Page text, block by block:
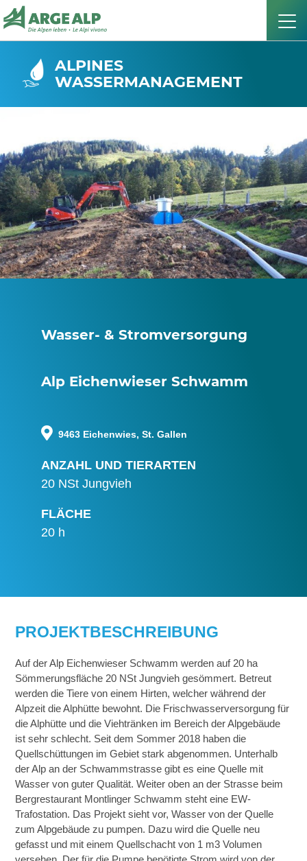
ALPINES
WASSERMANAGEMENT
Wasser- & Stromversorgung
Alp Eichenwieser Schwamm
9463 Eichenwies, St. Gallen
ANZAHL UND TIERARTEN
20 NSt Jungvieh
FLÄCHE
20 h
PROJEKTBESCHREIBUNG
Auf der Alp Eichenwieser Schwamm werden auf 20 ha
Sömmerungsfläche 20 NSt Jungvieh gesömmert. Betreut
werden die Tiere von einem Hirten, welcher während der
Alpzeit die Alphütte bewohnt. Die Frischwasserversorgung für
die Alphütte und die Viehtränken im Bereich der Alpgebäude
ist sehr schlecht. Seit dem Sommer 2018 haben die
Quellschüttungen im Gebiet stark abgenommen. Unterhalb
der Alp an der Schwammstrasse gibt es eine Quelle mit
Wasser von guter Qualität. Weiter oben an der Strasse beim
Bergrestaurant Montlinger Schwamm steht eine EW-
Trafostation. Das Projekt sieht vor, Wasser von der Quelle
zum Alpgebäude zu pumpen. Dazu wird die Quelle neu
gefasst und mit einem Quellschacht von 1 m3 Volumen